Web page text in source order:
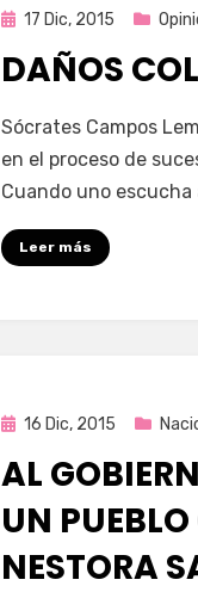
Publicada
17 Dic, 2015
DAÑOS
porEnrique
Sócrates Campos
en el proceso de
Cuando uno escucha
Leer más
Publicada
16 Dic, 2015
AL
UN
NESTORA